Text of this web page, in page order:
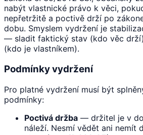
nabýt vlastnické právo k věci,
nepřetržitě a poctivě drží po
dobu. Smyslem vydržení je
— sladit faktický stav (kdo věc
(kdo je vlastníkem).
Podmínky vydržení
Pro platné vydržení musí být
podmínky:
Poctivá držba — držitel je v
náleží. Nesmí vědět ani nemít